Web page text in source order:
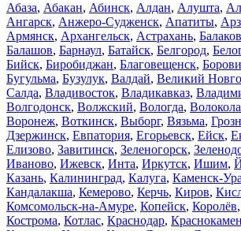
Абаза, Абакан, Абинск, Алдан, Алушта,
Ангарск, Анжеро-Судженск, Апатиты,
Армянск, Архангельск, Астрахань,
Балашов, Барнаул, Батайск, Белгород,
Бийск, Биробиджан, Благовещенск,
Бугульма, Бузулук, Валдай, Великий
Салда, Владивосток, Владикавказ,
Волгодонск, Волжский, Вологда,
Воронеж, Воткинск, Выборг, Вязьма,
Дзержинск, Евпатория, Егорьевск, Ейск,
Елизово, Завитинск, Зеленогорск,
Иваново, Ижевск, Инта, Иркутск, Ишим,
Казань, Калининград, Калуга, Каменск-
Кандалакша, Кемерово, Керчь, Киров,
Комсомольск-на-Амуре, Копейск, Королёв,
Кострома, Котлас, Краснодар,